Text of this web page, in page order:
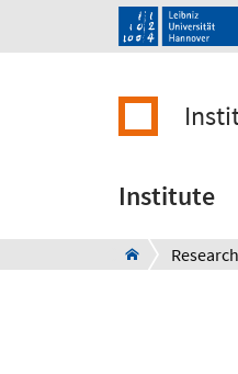
Institute
Research